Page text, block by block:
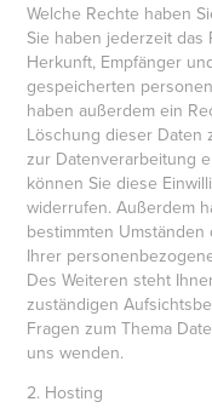
Welche Rechte haben
Sie haben jederzeit
Herkunft, Empfänger
gespeicherten
haben außerdem ein
Löschung dieser Daten
zur Datenverarbeitung
können Sie diese
widerrufen. Außerdem
bestimmten
Ihrer
Des Weiteren steht
zuständigen
Fragen zum Thema
uns wenden.
2. Hosting